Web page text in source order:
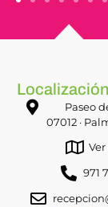
Paseo
07012 ·
971